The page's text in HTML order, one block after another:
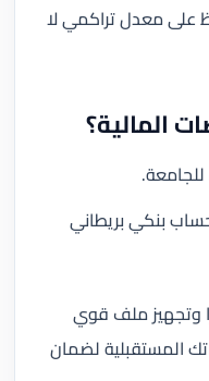
على معدل تراكمي لا
المالية؟
بنكي بريطاني
وتجهيز ملف قوي
المستقبلية لضمان